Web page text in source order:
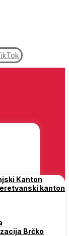
Kanton
kanton
Brčko